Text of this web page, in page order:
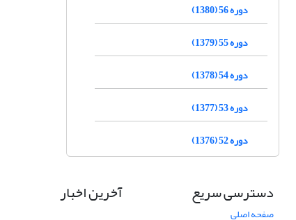
دوره 56 (1380)
دوره 55 (1379)
دوره 54 (1378)
دوره 53 (1377)
دوره 52 (1376)
دسترسی سریع
صفحه اصلی
آخرین اخبار